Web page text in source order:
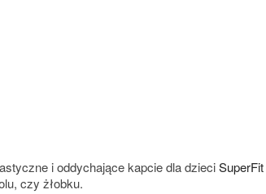
i oddychające kapcie dla dzieciSuperFit
czy żłobku.